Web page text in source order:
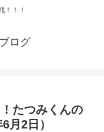
！！！
ログ
たつみくんの
月2日）